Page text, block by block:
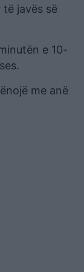
javës së
e 10-
me anë